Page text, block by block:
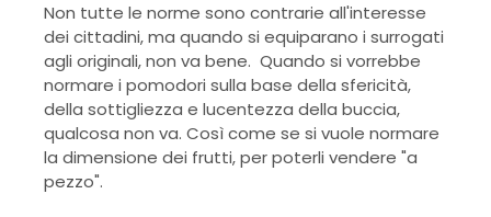
Non tutte le norme sono contrarie all'interesse
dei cittadini, ma quando si equiparano i surrogati
agli originali, non va bene. Quando si vorrebbe
normare i pomodori sulla base della sfericità,
della sottigliezza e lucentezza della buccia,
qualcosa non va. Così come se si vuole normare
la dimensione dei frutti, per poterli vendere "a
pezzo".